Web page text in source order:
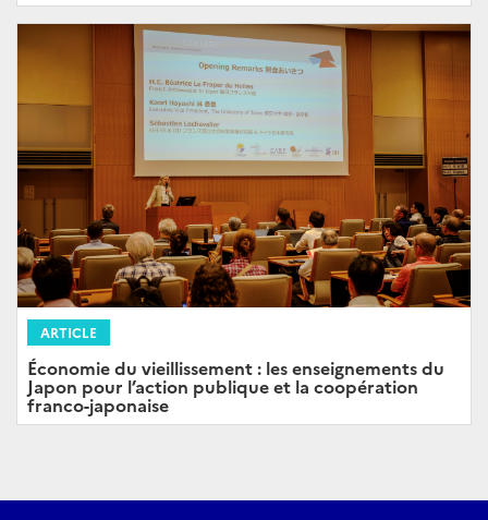
ARTICLE
Économie du vieillissement : les enseignements du
Japon pour l’action publique et la coopération
franco-japonaise